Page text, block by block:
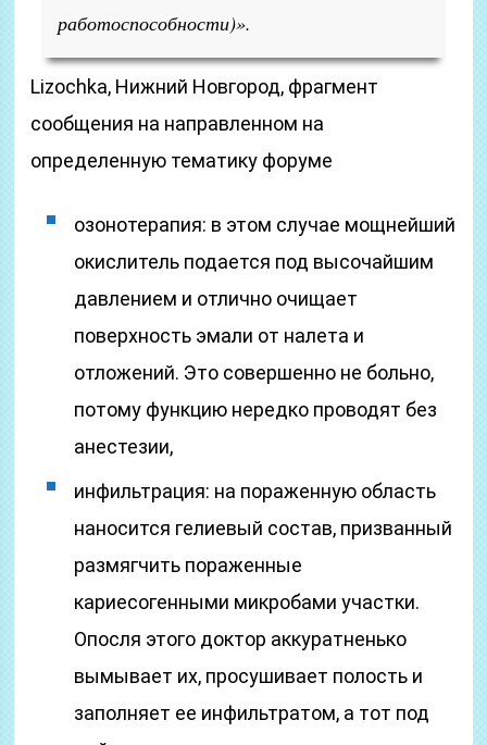
работоспособности)».
Lizochka, Нижний Новгород, фрагмент
сообщения на направленном на
определенную тематику форуме
озонотерапия: в этом случае мощнейший
окислитель подается под высочайшим
давлением и отлично очищает
поверхность эмали от налета и
отложений. Это совершенно не больно,
потому функцию нередко проводят без
анестезии,
инфильтрация: на пораженную область
наносится гелиевый состав, призванный
размягчить пораженные
кариесогенными микробами участки.
Опосля этого доктор аккуратненько
вымывает их, просушивает полость и
заполняет ее инфильтратом, а тот под